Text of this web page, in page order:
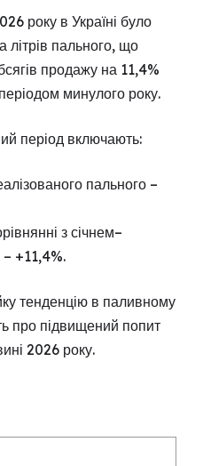
року в Україні було
літрів пального, що
продажу на 11,4%
минулого року.
період включають:
пального –
з січнем–
+11,4%.
тенденцію в паливному
про підвищений попит
2026 року.